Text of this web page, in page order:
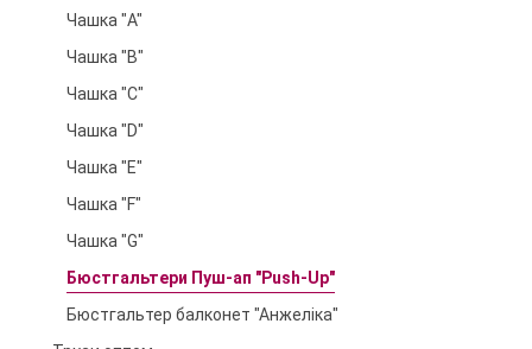
Чашка "A"
Чашка "B"
Чашка "C"
Чашка "D"
Чашка "E"
Чашка "F"
Чашка "G"
Бюстгальтери Пуш-ап "Push-Up"
Бюстгальтер балконет "Анжеліка"